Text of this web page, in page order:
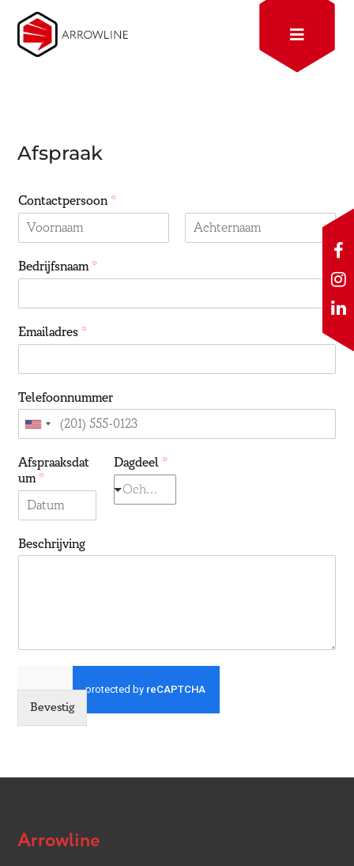
a
c
e
o
I
s
Afspraak
Contactpersoon *
Bedrijfsnaam *
Emailadres *
Telefoonnummer
United
+1
Afspraaksdat
um *
Dagdeel *
Ochtend
Beschrijving
Bevestig
Arrowline